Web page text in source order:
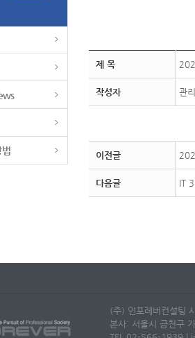
법
제 목
작성자 관
이전글
다음글 IT
(주) 인포레버컨설팅
본사: 서울시 금천구